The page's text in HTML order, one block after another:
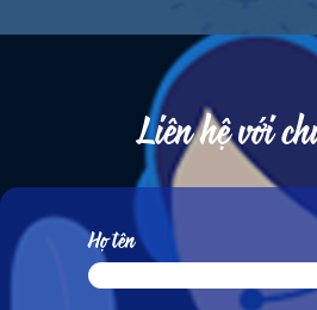
Liên hệ với
Họ tên